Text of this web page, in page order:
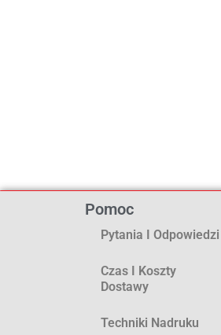
Pomoc
Pytania I Odpowiedzi
Czas I Koszty
Dostawy
Techniki Nadruku